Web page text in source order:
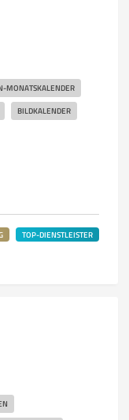
MONATSKALENDER
BILDKALENDER
TOP-DIENSTLEISTER